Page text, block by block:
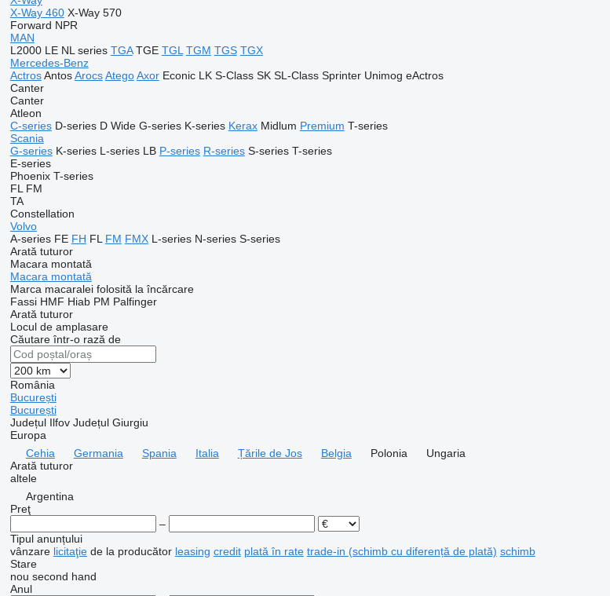
X-Way 460 X-Way 570
Forward NPR
MAN
L2000 LE NL series TGA TGE TGL TGM TGS TGX
Mercedes-Benz
Actros Antos Arocs Atego Axor Econic LK S-Class SK SL-Class Sprinter Unimog eActros
Canter
Canter
Atleon
C-series D-series D Wide G-series K-series Kerax Midlum Premium T-series
Scania
G-series K-series L-series LB P-series R-series S-series T-series
E-series
Phoenix T-series
FL FM
TA
Constellation
Volvo
A-series FE FH FL FM FMX L-series N-series S-series
Arată tuturor
Macara montată
Macara montată
Marca macaralei folosită la încărcare
Fassi HMF Hiab PM Palfinger
Arată tuturor
Locul de amplasare
Căutare într-o rază de
România
București
București
Județul Ilfov Județul Giurgiu
Europa
Cehia
Germania Spania Italia Țările de Jos Belgia Polonia
Ungaria
Arată tuturor
altele
Argentina
Preţ
–
Tipul anunțului
vânzare licitaţie de la producător leasing credit plată în rate trade-in (schimb cu diferență de plată) schimb
Stare
nou second hand
Anul